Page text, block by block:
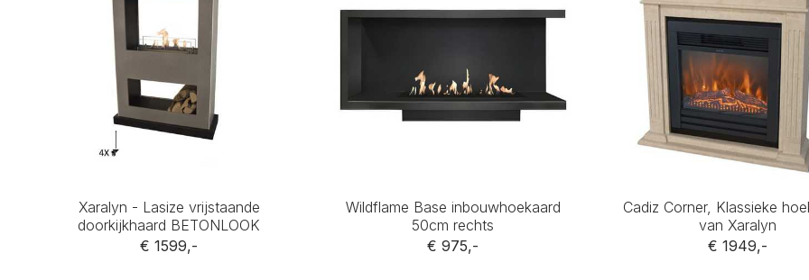
Xaralyn - Lasize vrijstaande
doorkijkhaard BETONLOOK
€ 1599,-
Wildflame Base inbouwhoekaard
50cm rechts
€ 975,-
Cadiz Corner, Klassieke
van Xaralyn
€ 1949,-